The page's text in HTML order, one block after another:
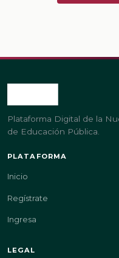
Plataforma Digital de la
de Educación Pública.
PLATAFORMA
Inicio
Regístrate
Ingresa
LEGAL